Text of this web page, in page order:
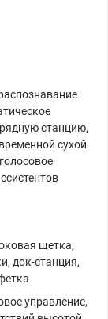
станцию,
сухой
щетка,
док-станция,
управление,